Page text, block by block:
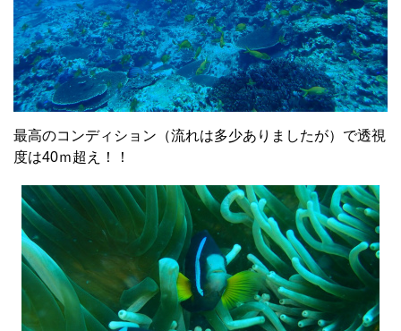
最高のコンディション（流れは多少ありましたが）で透視
度は40ｍ超え！！